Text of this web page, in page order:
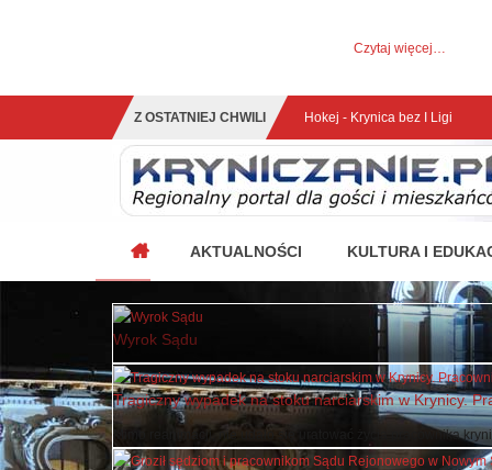
Czytaj więcej…
Z OSTATNIEJ CHWILI Krynica w pierwszej 10-tce
AKTUALNOŚCI KULTURA I
Wyrok Sądu
Tragiczny wypadek na stoku narciarskim w Krynicy.
Mimo reanimacji, nie udało się uratować życia pracownika